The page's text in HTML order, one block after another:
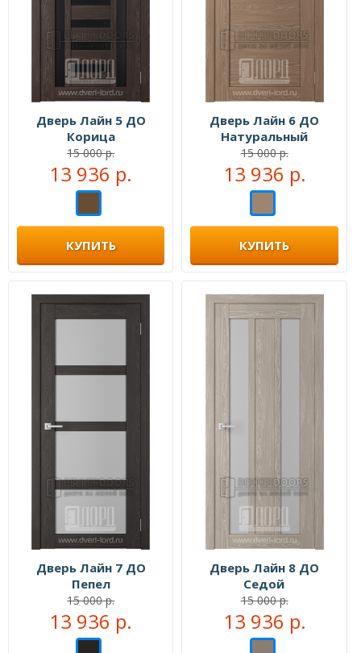
Дверь Лайн 5 ДО
Корица
15 000 р.
13 936 р.
КУПИТЬ
Дверь Лайн 6 ДО
Натуральный
15 000 р.
13 936 р.
КУПИТЬ
Дверь Лайн 7 ДО
Пепел
15 000 р.
13 936 р.
Дверь Лайн 8 ДО
Седой
15 000 р.
13 936 р.